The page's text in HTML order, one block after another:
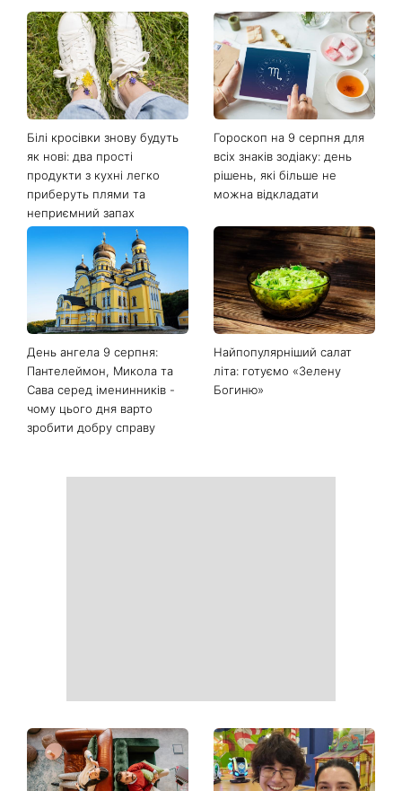
Останні новини
День ангела 9 серпня:
Пантелеймон, Микола та
Сава серед іменинників -
Найпопулярніший салат
літа: готуємо «Зелену
Богиню»